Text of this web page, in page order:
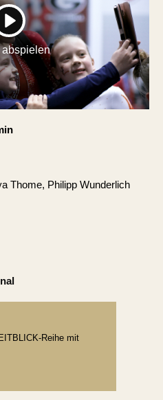
PLAY
Thome, Philipp Wunderlich
Reihe mit